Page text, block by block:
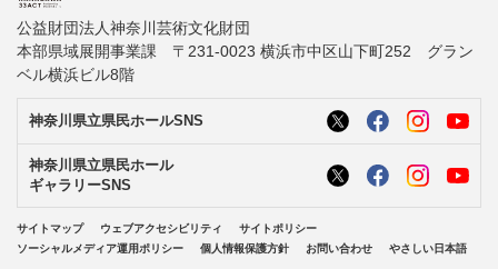
公益財団法人神奈川芸術文化財団
本部県域展開事業課 〒231-0023 横浜市中区山下町252 グラン
ベル横浜ビル8階
神奈川県立県民ホールSNS
神奈川県立県民ホール
ギャラリーSNS
サイトマップ ウェブアクセシビリティ
サイトポリシー
ソーシャルメディア運用ポリシー
個人情報保護方針 お問い合わせ やさしい日本語